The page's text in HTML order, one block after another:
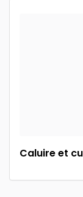
Caluire et